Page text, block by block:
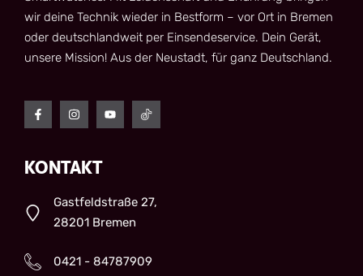
wir deine Technik wieder in Bestform – vor Ort in Bremen
oder deutschlandweit per Einsendeservice. Dein Gerät,
unsere Mission! Aus der Neustadt, für ganz Deutschland.
KONTAKT
Gastfeldstraße 27,
28201 Bremen
0421 - 84787909